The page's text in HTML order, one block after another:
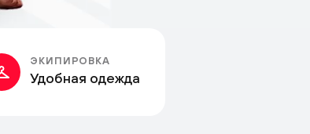
ЭКИПИРОВКА
Удобная одежда